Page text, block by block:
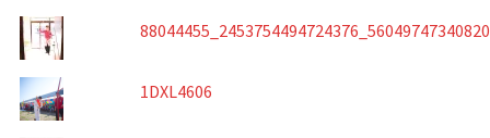
1DXL4606